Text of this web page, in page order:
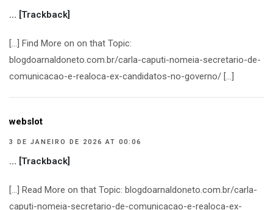
… [Trackback]
[…] Find More on on that Topic:
blogdoarnaldoneto.com.br/carla-caputi-nomeia-secretario-de-
comunicacao-e-realoca-ex-candidatos-no-governo/ […]
webslot
3 DE JANEIRO DE 2026 AT 00:06
… [Trackback]
[…] Read More on that Topic: blogdoarnaldoneto.com.br/carla-
caputi-nomeia-secretario-de-comunicacao-e-realoca-ex-